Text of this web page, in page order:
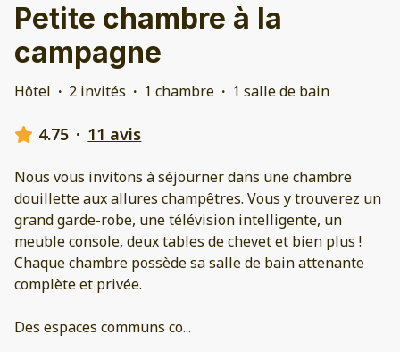
Petite chambre à la
campagne
Hôtel · 2 invités · 1 chambre · 1 salle de bain
4.75 · 11 avis
Nous vous invitons à séjourner dans une chambre
douillette aux allures champêtres. Vous y trouverez un
grand garde-robe, une télévision intelligente, un
meuble console, deux tables de chevet et bien plus !
Chaque chambre possède sa salle de bain attenante
complète et privée.
Des espaces communs co...